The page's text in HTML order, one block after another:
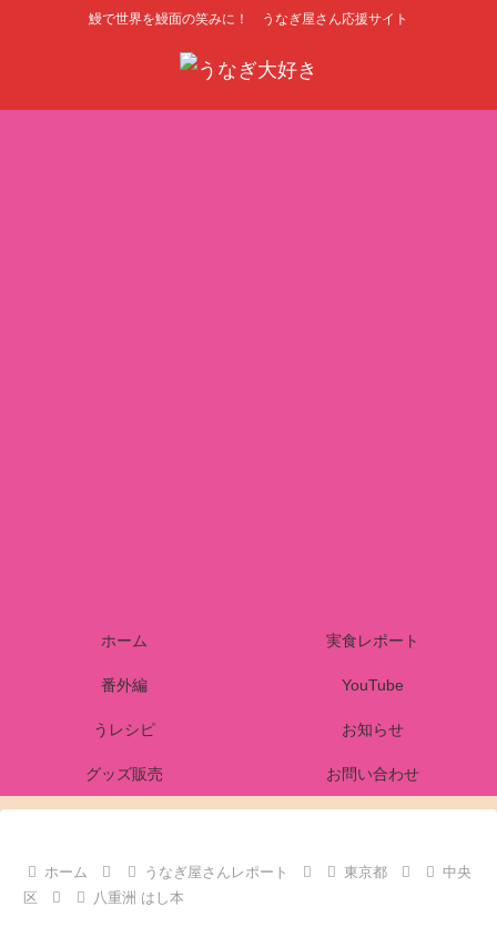
鰻で世界を鰻面の笑みに！ うなぎ屋さん応援サイト
ホーム 実食レポート
番外編 YouTube
うレシピ お知らせ
グッズ販売 お問い合わせ
ホーム うなぎ屋さんレポート 東京都
中央
区
八重洲 はし本